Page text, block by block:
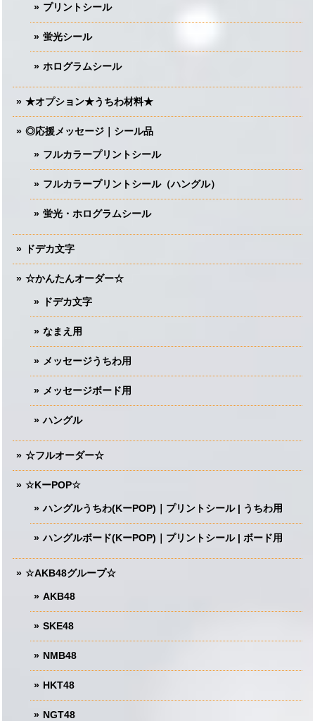
プリントシール
蛍光シール
ホログラムシール
★オプション★うちわ材料★
◎応援メッセージ｜シール品
フルカラープリントシール
フルカラープリントシール（ハングル）
蛍光・ホログラムシール
ドデカ文字
☆かんたんオーダー☆
ドデカ文字
なまえ用
メッセージうちわ用
メッセージボード用
ハングル
☆フルオーダー☆
☆KーPOP☆
ハングルうちわ(KーPOP)｜プリントシール | うちわ用
ハングルボード(KーPOP)｜プリントシール | ボード用
☆AKB48グループ☆
AKB48
SKE48
NMB48
HKT48
NGT48